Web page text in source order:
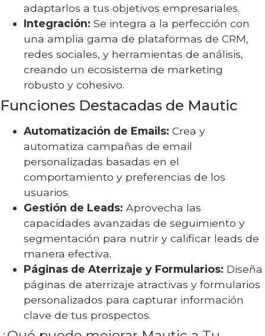
adaptarlos a tus objetivos empresariales.
Integración: Se integra a la perfección con
una amplia gama de plataformas de CRM,
redes sociales, y herramientas de análisis,
creando un ecosistema de marketing
robusto y cohesivo.
Funciones Destacadas de Mautic
Automatización de Emails: Crea y
automatiza campañas de email
personalizadas basadas en el
comportamiento y preferencias de los
usuarios.
Gestión de Leads: Aprovecha las
capacidades avanzadas de seguimiento y
segmentación para nutrir y calificar leads de
manera efectiva.
Páginas de Aterrizaje y Formularios: Diseña
páginas de aterrizaje atractivas y formularios
personalizados para capturar información
clave de tus prospectos.